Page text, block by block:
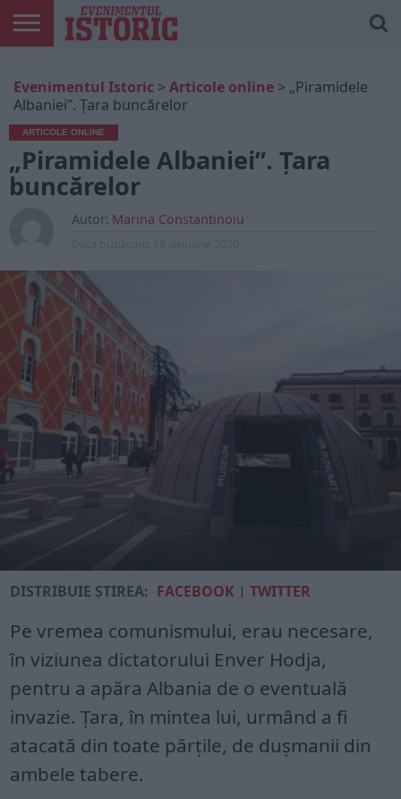
ONLINE
EDIȚII
TIPĂRITE
ISTORIC
PLAY
CONTUL
MEU
Evenimentul Istoric > Articole online > „Piramidele
Albaniei”. Ţara buncărelor
ARTICOLE ONLINE
„Piramidele Albaniei”. Ţara
buncărelor
Autor: Marina Constantinoiu
DISTRIBUIE ȘTIREA: FACEBOOK |TWITTER
Pe vremea comunismului, erau necesare,
în viziunea dictatorului Enver Hodja,
pentru a apăra Albania de o eventuală
invazie. Ţara, în mintea lui, urmând a fi
atacată din toate părţile, de duşmanii din
ambele tabere.